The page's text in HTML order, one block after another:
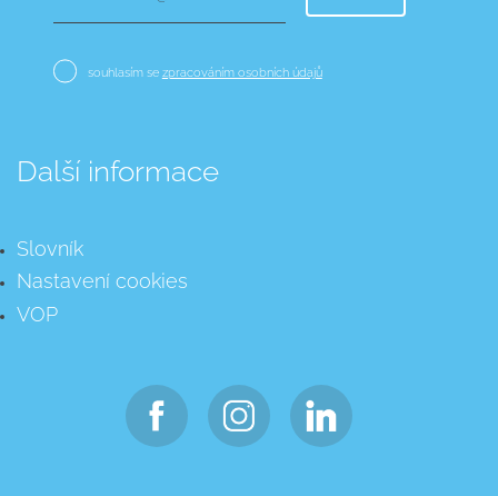
Další informace
Slovník
Nastavení cookies
VOP
souhlasím se zpracováním osobních údajů